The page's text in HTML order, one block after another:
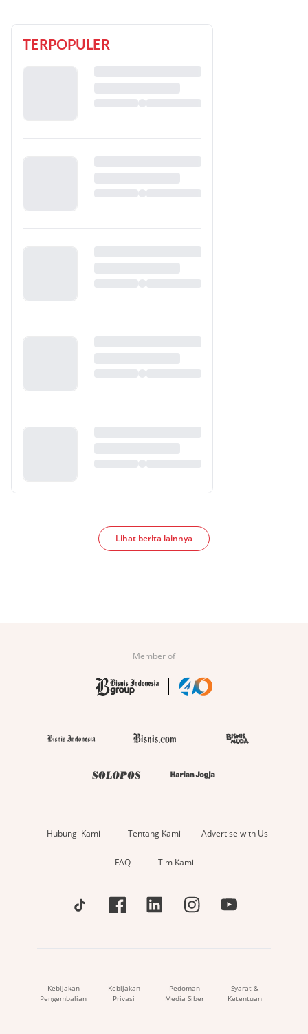
TERPOPULER
Lihat berita lainnya
Member of
Hubungi Kami Tentang Kami Advertise with Us
FAQ Tim Kami
Kebijakan
Pengembalian
Kebijakan
Privasi
Pedoman
Media Siber
Syarat &
Ketentuan